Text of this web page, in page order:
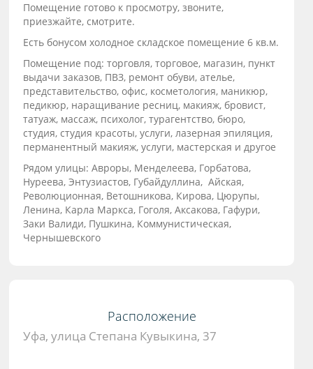
Помещение готово к просмотру, звоните,
приезжайте, смотрите.
Есть бонусом холодное складское помещение 6 кв.м.
Помещение под: торговля, торговое, магазин, пункт
выдачи заказов, ПВЗ, ремонт обуви, ателье,
представительство, офис, косметология, маникюр,
педикюр, наращивание ресниц, макияж, бровист,
татуаж, массаж, психолог, турагентство, бюро,
студия, студия красоты, услуги, лазерная эпиляция,
перманентный макияж, услуги, мастерская и другое
Рядом улицы: Авроры, Менделеева, Горбатова,
Нуреева, Энтузиастов, Губайдуллина, Айская,
Революционная, Ветошникова, Кирова, Цюрупы,
Ленина, Карла Маркса, Гоголя, Аксакова, Гафури,
Заки Валиди, Пушкина, Коммунистическая,
Чернышевского
Расположение
Уфа, улица Степана Кувыкина, 37